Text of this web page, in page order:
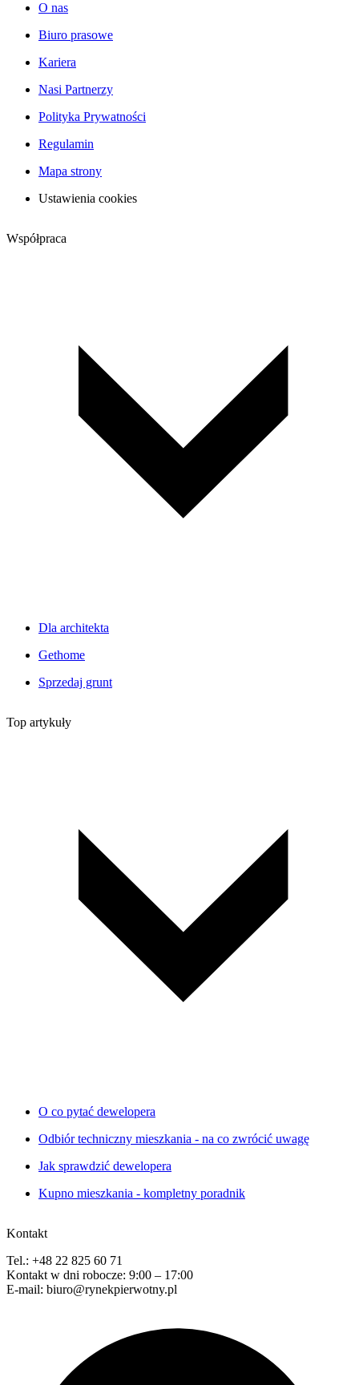
O nas
Biuro prasowe
Kariera
Nasi Partnerzy
Polityka Prywatności
Regulamin
Mapa strony
Ustawienia cookies
Współpraca
Dla architekta
Gethome
Sprzedaj grunt
Top artykuły
O co pytać dewelopera
Odbiór techniczny mieszkania - na co zwrócić uwagę
Jak sprawdzić dewelopera
Kupno mieszkania - kompletny poradnik
Kontakt
Tel.: +48 22 825 60 71
Kontakt w dni robocze: 9:00 – 17:00
E-mail: biuro@rynekpierwotny.pl